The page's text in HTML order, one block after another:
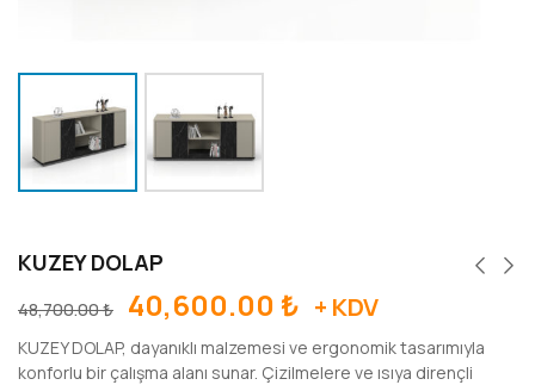
KUZEY DOLAP
48,700.00₺ 40,600.00 ₺ + KDV
KUZEY DOLAP, dayanıklı malzemesi ve ergonomik tasarımıyla
konforlu bir çalışma alanı sunar. Çizilmelere ve ısıya dirençli